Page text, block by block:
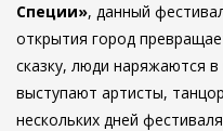
Специи», данный
открытия город
сказку, люди наряжаются
выступают артисты,
нескольких дней